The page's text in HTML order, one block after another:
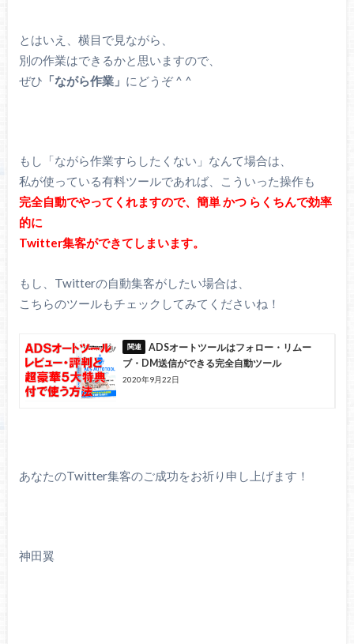
とはいえ、横目で見ながら、
別の作業はできるかと思いますので、
ぜひ 「ながら作業」 にどうぞ ^ ^
もし「ながら作業すらしたくない」なんて場合は、
私が使っている有料ツールであれば、こういった操作も
完全自動でやってくれますので、簡単 かつ らくちんで効率
的に
Twitter集客ができてしまいます。
もし、Twitterの自動集客がしたい場合は、
こちらのツールもチェックしてみてくださいね！
ADSオートツールはフォロー・リムー
ブ・DM送信ができる完全自動ツール
2020年9月22日
あなたのTwitter集客のご成功をお祈り申し上げます！
神田翼